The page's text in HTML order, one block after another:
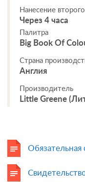
Нанесение
Через 4 часа
Палитра
Big Book Of
Страна
Англия
Производитель
Little Greene
Обязательная